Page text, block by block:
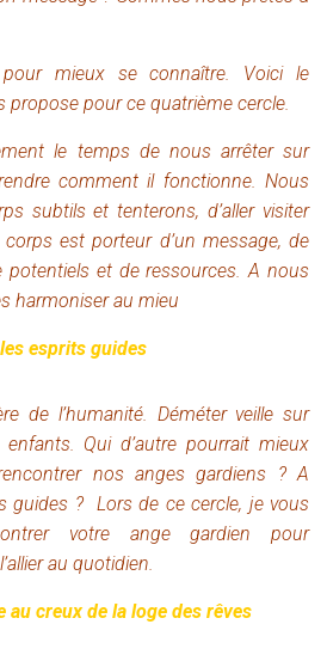
mieux se connaître. Voici le
propose pour ce quatrième cercle.
le temps de nous arrêter sur
comment il fonctionne. Nous
subtils et tenterons, d’aller visiter
corps est porteur d’un message, de
potentiels et de ressources. A nous
harmoniser au mieu
esprits guides
de l’humanité. Déméter veille sur
Qui d’autre pourrait mieux
nos anges gardiens ? A
guides ? Lors de ce cercle, je vous
votre ange gardien pour
au quotidien.
au creux de la loge des rêves